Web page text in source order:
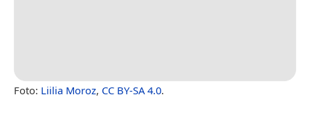
Foto: Liilia Moroz, CC BY-SA 4.0.